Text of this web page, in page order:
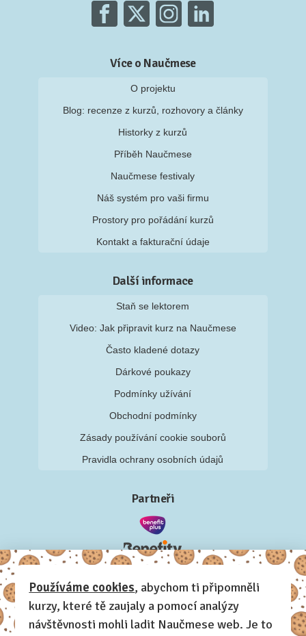
Více o Naučmese
O projektu
Blog: recenze z kurzů, rozhovory a články
Historky z kurzů
Příběh Naučmese
Naučmese festivaly
Náš systém pro vaši firmu
Prostory pro pořádání kurzů
Kontakt a fakturační údaje
Další informace
Staň se lektorem
Video: Jak připravit kurz na Naučmese
Často kladené dotazy
Dárkové poukazy
Podmínky užívání
Obchodní podmínky
Zásady používání cookie souborů
Pravidla ochrany osobních údajů
Partneři
Používáme cookies, abychom ti připomněli
kurzy, které tě zaujaly a pomocí analýzy
návštěvnosti mohli ladit Naučmese web. Je to